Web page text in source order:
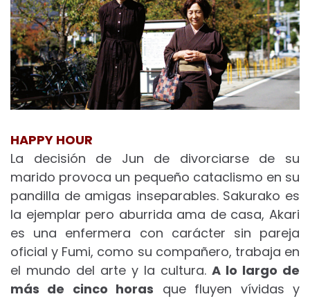
HAPPY HOUR
La decisión de Jun de divorciarse de su
marido provoca un pequeño cataclismo en su
pandilla de amigas inseparables. Sakurako es
la ejemplar pero aburrida ama de casa, Akari
es una enfermera con carácter sin pareja
oficial y Fumi, como su compañero, trabaja en
el mundo del arte y la cultura. A lo largo de
más de cinco horas que fluyen vívidas y